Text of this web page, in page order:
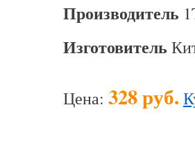
Производитель
Изготовитель
Цена: 328 руб.